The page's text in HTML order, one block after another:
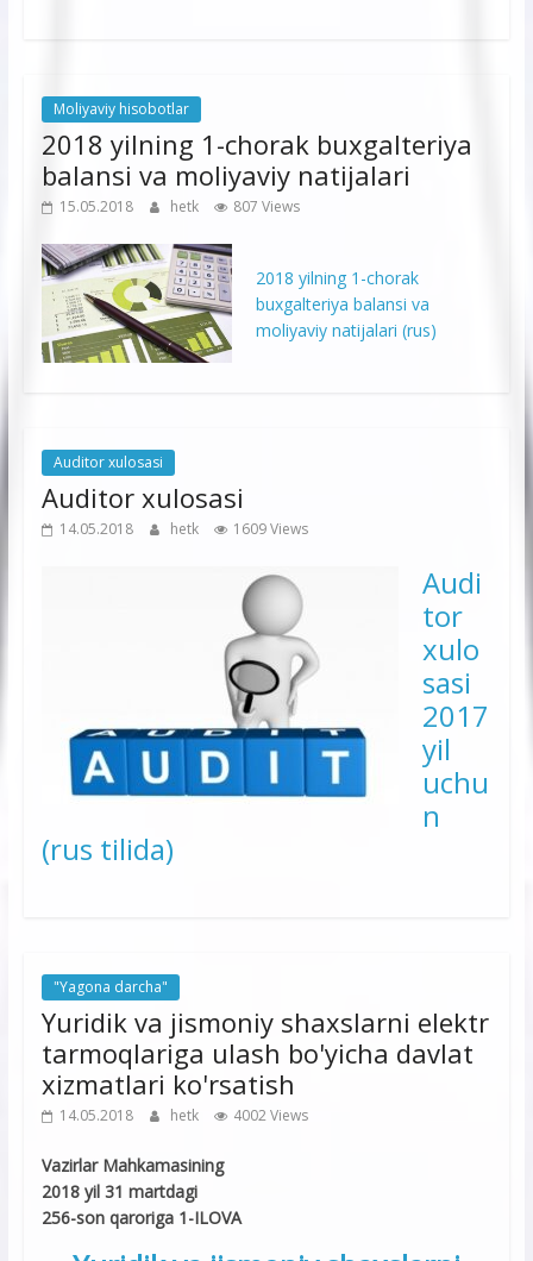
Moliyaviy hisobotlar
2018 yilning 1-chorak buxgalteriya
balansi va moliyaviy natijalari
15.05.2018 hetk 807 Views
2018 yilning 1-chorak
buxgalteriya balansi va
moliyaviy natijalari (rus)
Auditor xulosasi
Auditor xulosasi
14.05.2018 hetk 1609 Views
Audi
tor
xulo
sasi
2017
yil
uchu
n
(rus tilida)
"Yagona darcha"
Yuridik va jismoniy shaxslarni elektr
tarmoqlariga ulash bo'yicha davlat
xizmatlari ko'rsatish
14.05.2018 hetk 4002 Views
Vazirlar Mahkamasining
2018 yil 31 martdagi
256-son qaroriga 1-ILOVA